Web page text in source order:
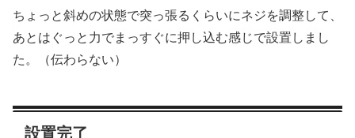
ちょっと斜めの状態で突っ張るくらいにネジを調整して、
あとはぐっと力でまっすぐに押し込む感じで設置しまし
た。（伝わらない）
設置完了